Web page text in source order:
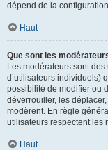
dépend de la
Haut
Que sont les
Les modérateurs sont
d’utilisateurs individuels)
possibilité de modifier ou
déverrouiller, les
modèrent. En règle
utilisateurs respectent les
Haut